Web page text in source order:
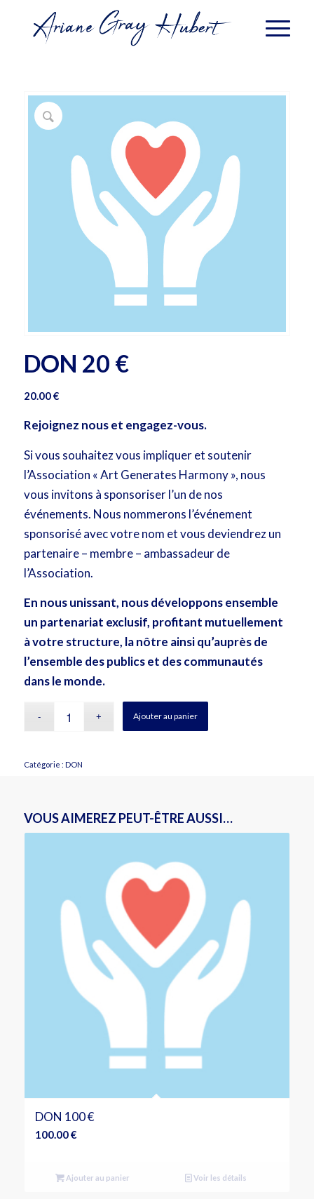
DON 20 €
20.00€
Rejoignez nous et engagez-vous.
Si vous souhaitez vous impliquer et soutenir
l’Association « Art Generates Harmony », nous
vous invitons à sponsoriser l’un de nos
événements. Nous nommerons l’événement
sponsorisé avec votre nom et vous deviendrez un
partenaire – membre – ambassadeur de
l’Association.
En nous unissant, nous développons ensemble
un partenariat exclusif, profitant mutuellement
à votre structure, la nôtre ainsi qu’auprès de
l’ensemble des publics et des communautés
dans le monde.
Ajouter au panier
Catégorie : DON
VOUS AIMEREZ PEUT-ÊTRE AUSSI…
DON 100 €
100.00€
Ajouter au panier Voir les détails